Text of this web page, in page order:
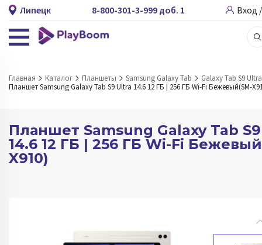
Липецк 8-800-301-3-999 доб. 1 Вход
Главная Каталог Планшеты Samsung Galaxy Tab
Galaxy Tab S9 Ultra
Планшет Samsung Galaxy Tab S9 Ultra 14.6 12 ГБ | 256 ГБ Wi-Fi Бежевый(SM-
Планшет Samsung Galaxy Tab
14.6 12 ГБ | 256 ГБ Wi-Fi
X910)